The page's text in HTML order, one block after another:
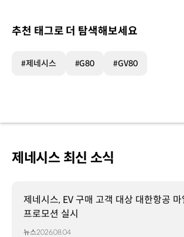
추천 태그로 더 탐색해보세요
#제네시스 #G80 #GV80
제네시스 최신 소식
제네시스, EV 구매 고객 대상 대한항공 마
프로모션 실시
뉴스2026.08.04